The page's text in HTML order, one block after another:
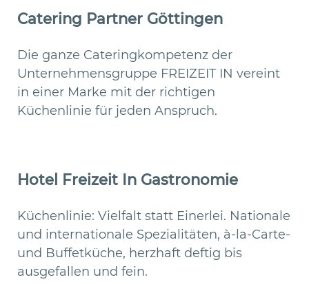
Catering Partner Göttingen
Die ganze Cateringkompetenz der
Unternehmensgruppe FREIZEIT IN vereint
in einer Marke mit der richtigen
Küchenlinie für jeden Anspruch.
Hotel Freizeit In Gastronomie
Küchenlinie: Vielfalt statt Einerlei. Nationale
und internationale Spezialitäten, à-la-Carte-
und Buffetküche, herzhaft deftig bis
ausgefallen und fein.